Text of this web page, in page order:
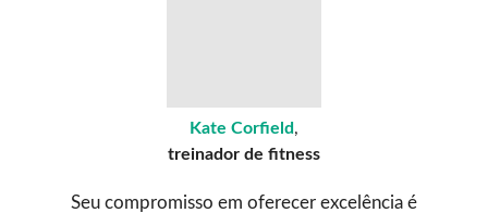
Kate Corfield,
treinador de fitness
Seu compromisso em oferecer excelência é